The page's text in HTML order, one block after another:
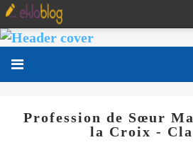
Profession de Sœur
la Croix -